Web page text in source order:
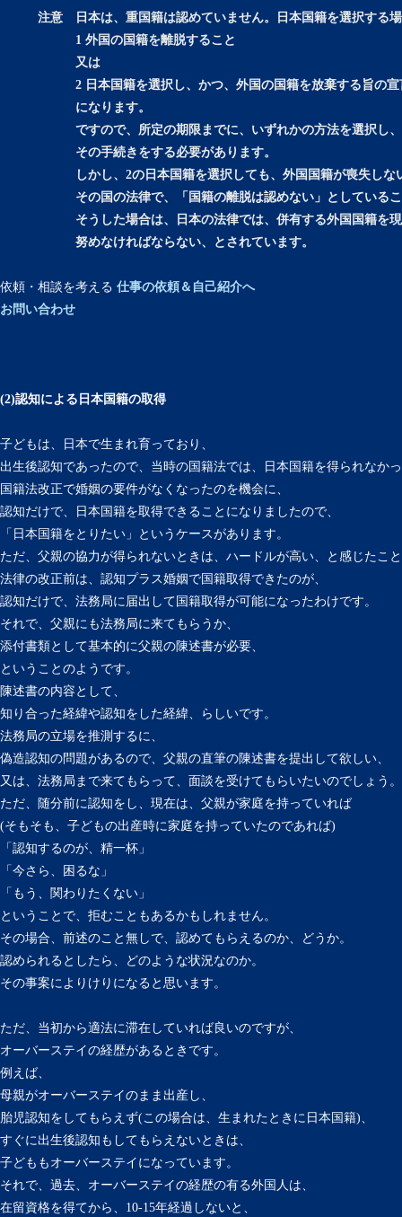
注意 日本は、重国籍は認めていません。日本国籍を選択する場
1 外国の国籍を離脱すること
又は
2 日本国籍を選択し、かつ、外国の国籍を放棄する旨の宣
になります。
ですので、所定の期限までに、いずれかの方法を選択し、
その手続きをする必要があります。
しかし、2の日本国籍を選択しても、外国国籍が喪失しない
その国の法律で、「国籍の離脱は認めない」としているこ
そうした場合は、日本の法律では、併有する外国国籍を現実
努めなければならない、とされています。
依頼・相談を考える 仕事の依頼＆自己紹介へ
お問い合わせ
(2)認知による日本国籍の取得
子どもは、日本で生まれ育っており、
出生後認知であったので、当時の国籍法では、日本国籍を得られなか
国籍法改正で婚姻の要件がなくなったのを機会に、
認知だけで、日本国籍を取得できることになりましたので、
「日本国籍をとりたい」というケースがあります。
ただ、父親の協力が得られないときは、ハードルが高い、と感じたこ
法律の改正前は、認知プラス婚姻で国籍取得できたのが、
認知だけで、法務局に届出して国籍取得が可能になったわけです。
それで、父親にも法務局に来てもらうか、
添付書類として基本的に父親の陳述書が必要、
ということのようです。
陳述書の内容として、
知り合った経緯や認知をした経緯、らしいです。
法務局の立場を推測するに、
偽造認知の問題があるので、父親の直筆の陳述書を提出して欲しい、
又は、法務局まで来てもらって、面談を受けてもらいたいのでしょう。
ただ、随分前に認知をし、現在は、父親が家庭を持っていれば
(そもそも、子どもの出産時に家庭を持っていたのであれば)
「認知するのが、精一杯」
「今さら、困るな」
「もう、関わりたくない」
ということで、拒むこともあるかもしれません。
その場合、前述のこと無しで、認めてもらえるのか、どうか。
認められるとしたら、どのような状況なのか。
その事案によりけりになると思います。
ただ、当初から適法に滞在していれば良いのですが、
オーバーステイの経歴があるときです。
例えば、
母親がオーバーステイのまま出産し、
胎児認知をしてもらえず(この場合は、生まれたときに日本国籍)、
すぐに出生後認知もしてもらえないときは、
子どももオーバーステイになっています。
それで、過去、オーバーステイの経歴の有る外国人は、
在留資格を得てから、10-15年経過しないと、